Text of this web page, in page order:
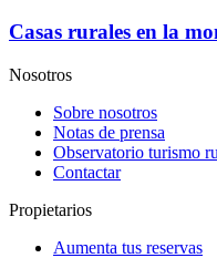
Casas rurales en la
Nosotros
Sobre nosotros
Notas de prensa
Observatorio turismo
Contactar
Propietarios
Aumenta tus reservas